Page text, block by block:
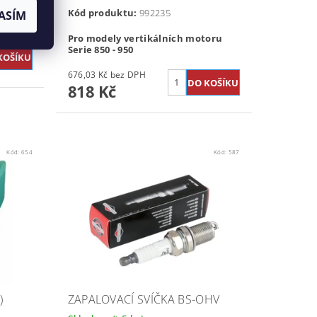
Kód produktu:992235
Pro modely vertikálních motoru
Serie 850 - 950
676,03 Kč bez DPH
818 Kč
Kód:654 Kód: 587
ZAPALOVACÍ SVÍČKA BS-OHV